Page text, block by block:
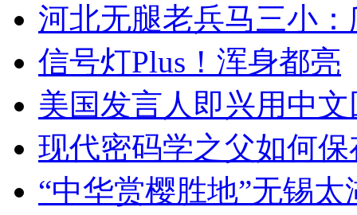
河北无腿老兵马三小
信号灯Plus！浑身都亮
美国发言人即兴用中
现代密码学之父如何
“中华赏樱胜地”无锡